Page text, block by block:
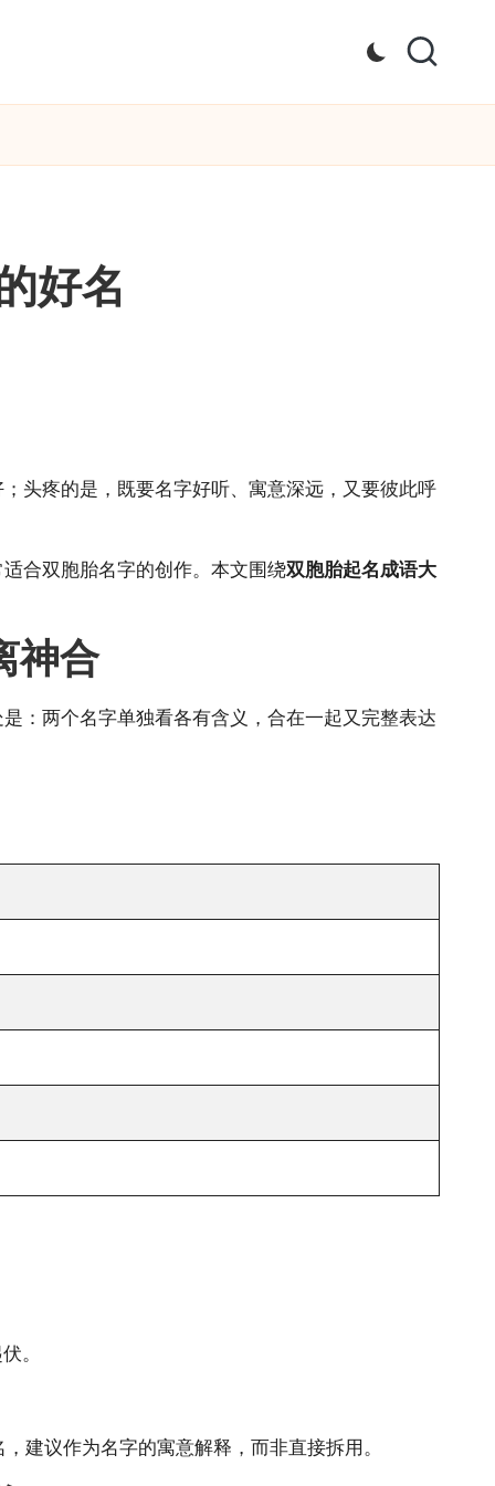
好名
头疼的是，既要名字好听、寓意深远，又要彼此呼
合双胞胎名字的创作。本文围绕双胞胎起名成语大
神合
：两个名字单独看各有含义，合在一起又完整表达
。
建议作为名字的寓意解释，而非直接拆用。